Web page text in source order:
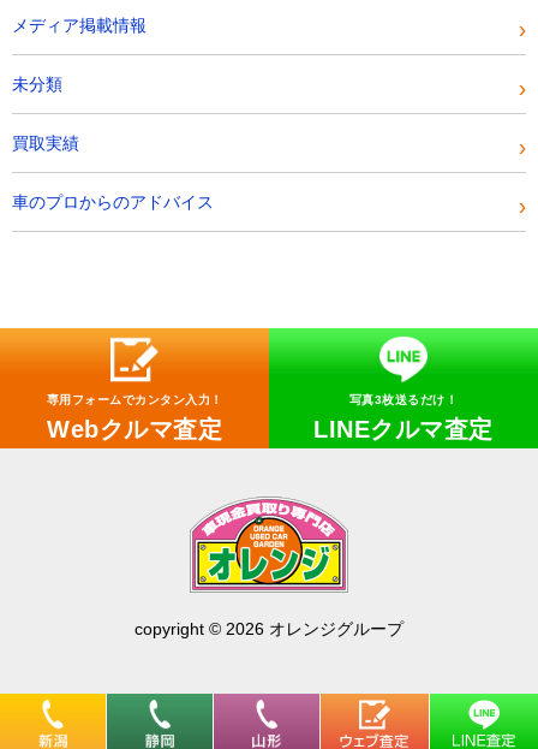
メディア掲載情報
未分類
買取実績
車のプロからのアドバイス
専用フォームでカンタン入力！
Webクルマ査定
写真3枚送るだけ！
LINEクルマ査定
copyright © 2026 オレンジグループ